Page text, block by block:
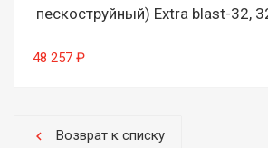
пескоструйный) Extra blast-32,
48 257 ₽
chevron_left Возврат к списку